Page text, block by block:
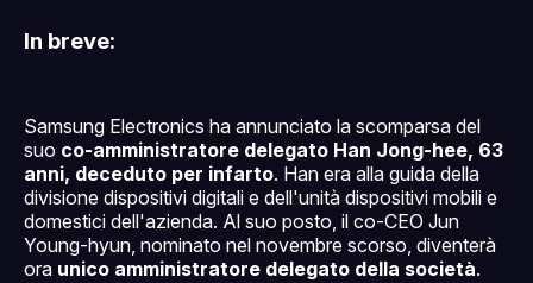
In breve:
Samsung Electronics ha annunciato la scomparsa del
suo co-amministratore delegato Han Jong-hee, 63
anni, deceduto per infarto. Han era alla guida della
divisione dispositivi digitali e dell'unità dispositivi mobili e
domestici dell'azienda. Al suo posto, il co-CEO Jun
Young-hyun, nominato nel novembre scorso, diventerà
ora unico amministratore delegato della società.